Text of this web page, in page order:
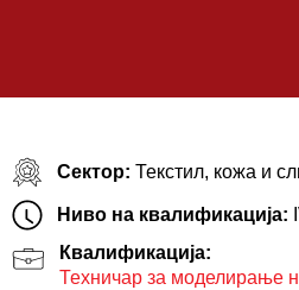
Сектор: Текстил, кожа и
Ниво на квалификација:
Квалификација:
Техничар за моделирање